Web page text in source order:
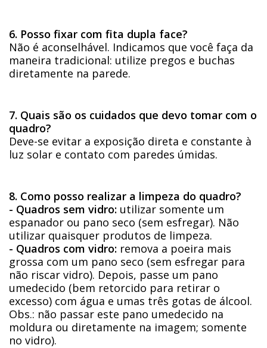
6. Posso fixar com fita dupla face?
Não é aconselhável. Indicamos que você faça da
maneira tradicional: utilize pregos e buchas
diretamente na parede.
7. Quais são os cuidados que devo tomar com o
quadro?
Deve-se evitar a exposição direta e constante à
luz solar e contato com paredes úmidas.
8. Como posso realizar a limpeza do quadro?
- Quadros sem vidro: utilizar somente um
espanador ou pano seco (sem esfregar). Não
utilizar quaisquer produtos de limpeza.
- Quadros com vidro: remova a poeira mais
grossa com um pano seco (sem esfregar para
não riscar vidro). Depois, passe um pano
umedecido (bem retorcido para retirar o
excesso) com água e umas três gotas de álcool.
Obs.: não passar este pano umedecido na
moldura ou diretamente na imagem; somente
no vidro).